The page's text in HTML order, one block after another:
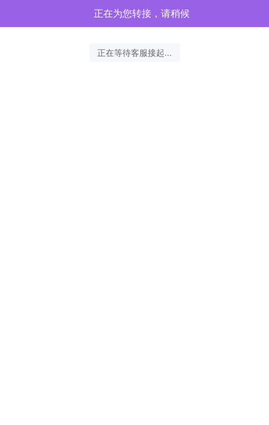
正在为您转接，请稍候
正在等待客服接起...